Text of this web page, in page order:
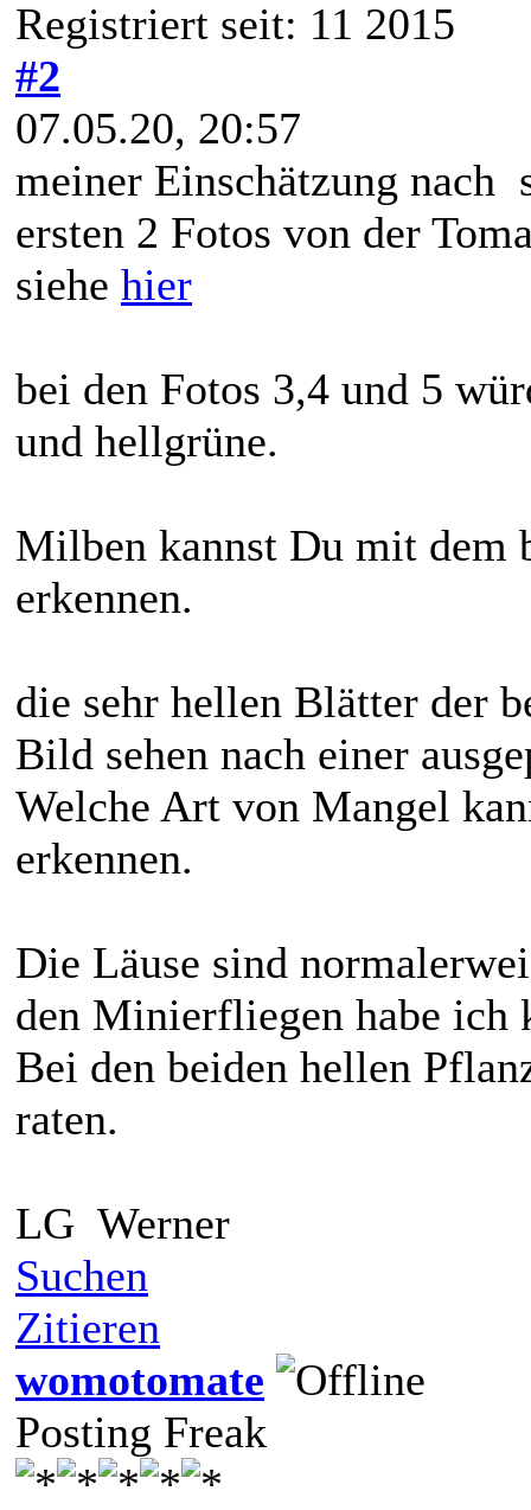
Registriert seit: 11 2015
#2
07.05.20, 20:57
meiner Einschätzung nach
ersten 2 Fotos von der
siehe hier
bei den Fotos 3,4 und 5
und hellgrüne.
Milben kannst Du mit dem
erkennen.
die sehr hellen Blätter der
Bild sehen nach einer
Welche Art von Mangel
erkennen.
Die Läuse sind
den Minierfliegen habe ich
Bei den beiden hellen
raten.
LG Werner
Suchen
Zitieren
womotomate
Posting Freak